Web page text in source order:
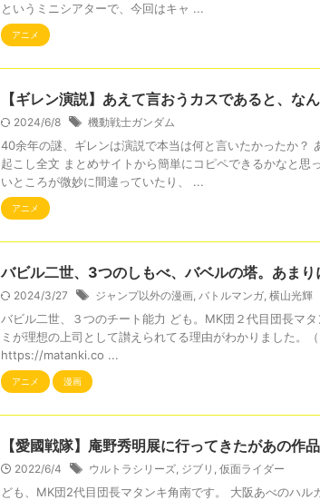
というミニシアターで、今回はキャ ...
アニメ
【ギレン演説】あえて言おうカスであると、な
2024/6/8 機動戦士ガンダム
40余年の謎、ギレンは演説で本当は何と言いたかったか？
起こし全文 まとめサイトから簡単にコピペできるかなと思
いところが微妙に間違っていたり、 ...
アニメ
バビル二世、3つのしもべ、バベルの塔。あま
2024/3/27 ジャンプ以外の漫画, バトルマンガ, 横山光輝
バビル二世、３つのチート能力 ども。MK団２代目団長マ
ミが理想の上司として讃えられてる理由がわかりました。
https://matanki.co ...
アニメ 漫画
【愛國戦隊】庵野秀明展に行ってきたがあの作
2022/6/4 ウルトラシリーズ, ジブリ , 仮面ライダー
ども、MK団2代目団長マタンキ角南です。 大阪あべのハル